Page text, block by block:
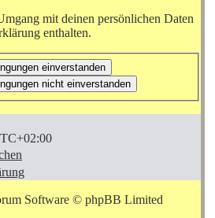
mit deinen persönlichen Daten
enthalten.
Software © phpBB Limited